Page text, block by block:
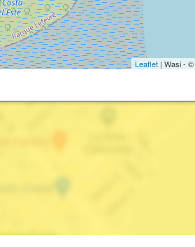
Leaflet | Wasi - ©